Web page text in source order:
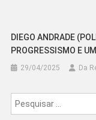
DIEGO ANDRADE
PROGRESSISMO E
29/04/2025 Da